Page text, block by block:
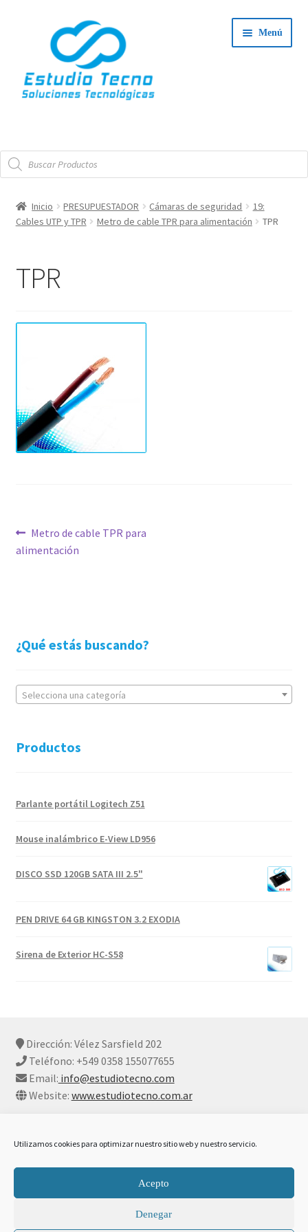
Utilizamos cookies para optimizar nuestro sitio web y nuestro servicio.
Acepto
Denegar
navegación
contenido
Menú
Tienda
menú
Servicio Técnico
Contacto
Búsqueda
de
productos
Inicio PRESUPUESTADOR Cámaras de seguridad
19:
Cables UTP y TPR
Metro de cable TPR para alimentación TPR
TPR
Navegación
de
Anterior:
Metro de cable TPR para
alimentación
¿Qué estás buscando?
Selecciona una categoría
Productos
Parlante portátil Logitech Z51
Mouse inalámbrico E-View LD956
DISCO SSD 120GB SATA III 2.5"
PEN DRIVE 64 GB KINGSTON 3.2 EXODIA
Sirena de Exterior HC-S58
Dirección: Vélez Sarsfield 202
Teléfono: +549 0358 155077655
Email: info@estudiotecno.com
Website: www.estudiotecno.com.ar
Declaración De Privacidad Y Cookies
Construido con